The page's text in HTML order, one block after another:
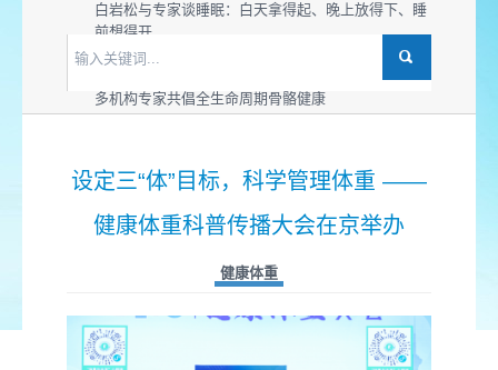
白岩松与专家谈睡眠：白天拿得起、晚上放得下、睡
前想得开
世界骨松日：多机构为“管体重、强骨骼”支招儿
多机构专家共倡全生命周期骨骼健康
设定三“体”目标，科学管理体重 ——
健康体重科普传播大会在京举办
健康体重